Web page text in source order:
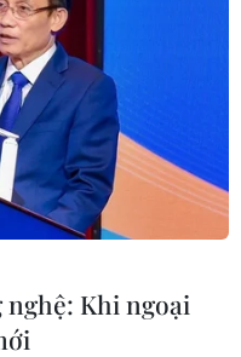
nạn hàng hải Việt
viên người Khánh
động trên biển vào
an toàn.
nghệ: Khi ngoại